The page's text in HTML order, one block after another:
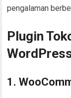
pengalaman
Plugin
1.